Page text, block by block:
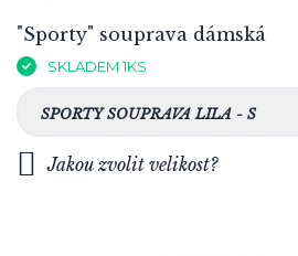
"Sporty" souprava dámská
SKLADEM 1KS
SPORTY SOUPRAVA LILA - S
Jakou zvolit velikost?